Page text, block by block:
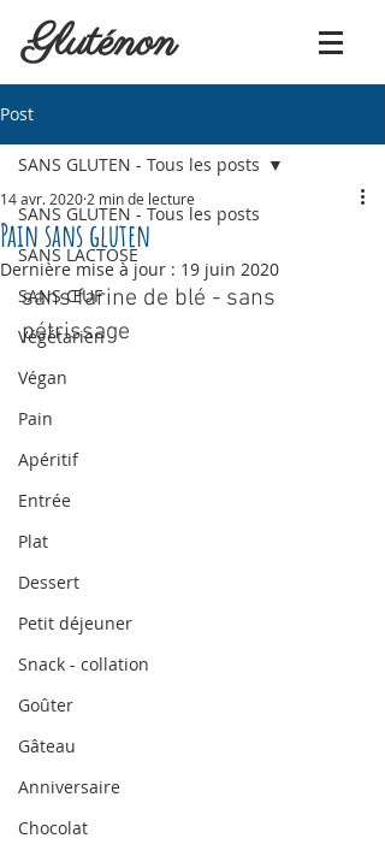
Gluténon
Post
SANS GLUTEN - Tous les posts
SANS LACTOSE
SANS ŒUF
Végétarien
Végan
Pain
Apéritif
Entrée
Plat
Dessert
Petit déjeuner
Snack - collation
Goûter
Gâteau
Anniversaire
Chocolat
SANS GLUTEN - Tous les posts
Pain sans gluten
14 avr. 2020 2 min de lecture
Dernière mise à jour : 19 juin 2020
sans farine de blé - sans
pétrissage